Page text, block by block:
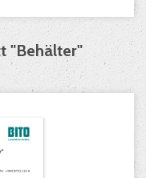
"Behälter"